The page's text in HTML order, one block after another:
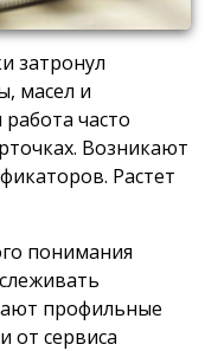
затронул
масел и
часто
Возникают
Растет
понимания
профильные
от сервиса